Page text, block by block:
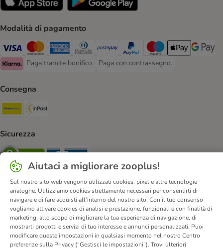
Modalità di pagamento
Paga con Visa. Payment Method
Paga con Mastercard. Payment Method
Paga con American Express. Payment Method
Paga con Diners Club. Payment Method
Paga con Postepay. Payment Method
Paga con PayPal. Payment
Paga con Maestro.
Apple PayGoogle
Klarna Payment Method
Paga tramite bonifico.
Paga tramite bonifico. Payment Method
Paga con contrassegno.
Paga con contrassegno. Payment
Consegna
Poste Italiane. Shipping Method
Sicurezza
Security
Chi siamo Carriera
Informazioni Legali
Vai all'Atto sui servizi digitali.
Corporate Website
Condizioni Generali
Modulo tipo di recesso
Aiutaci a migliorare zooplus!
Sul nostro sito web vengono utilizzati cookies, pixel e altre tecnologie
analoghe. Utilizziamo cookies strettamente necessari per consentirti di
navigare e di fare acquisti all’interno del nostro sito. Con il tuo consenso
vogliamo attivare cookies di analisi e prestazione, funzionali e con finalità di
marketing, allo scopo di migliorare la tua esperienza di navigazione, di
mostrarti prodotti e servizi di tuo interesse e annunci personalizzati. Puoi
modificare queste impostazioni in qualsiasi momento nel nostro Centro
preferenze sulla Privacy (“Gestisci le impostazioni”). Trovi ulteriori